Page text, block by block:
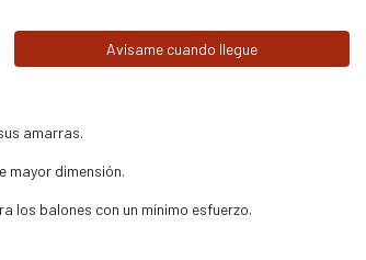
Avísame cuando llegue
amarras.
mayor dimensión.
los balones con un mínimo esfuerzo.